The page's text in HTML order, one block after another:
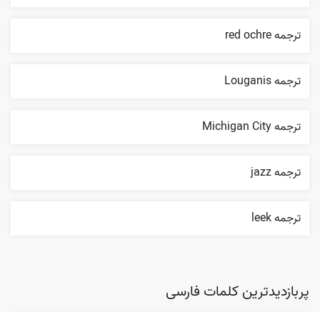
ترجمه red ochre
ترجمه Louganis
ترجمه Michigan City
ترجمه jazz
ترجمه leek
پربازدیدترین کلمات فارسی